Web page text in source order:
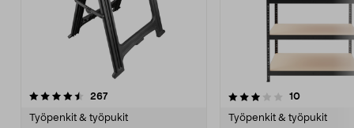
267arvostelut
Työpenkit & työpukit
3.5 viidestä
10arvostelut
Työpenkit & työpukit
4.5 viidestä